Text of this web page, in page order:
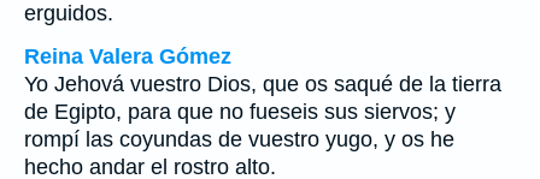
erguidos.
Reina Valera Gómez
Yo Jehová vuestro Dios, que os saqué de la tierra
de Egipto, para que no fueseis sus siervos; y
rompí las coyundas de vuestro yugo, y os he
hecho andar el rostro alto.